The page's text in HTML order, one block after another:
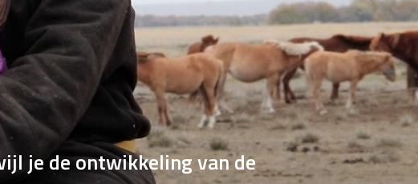
je de ontwikkeling van de